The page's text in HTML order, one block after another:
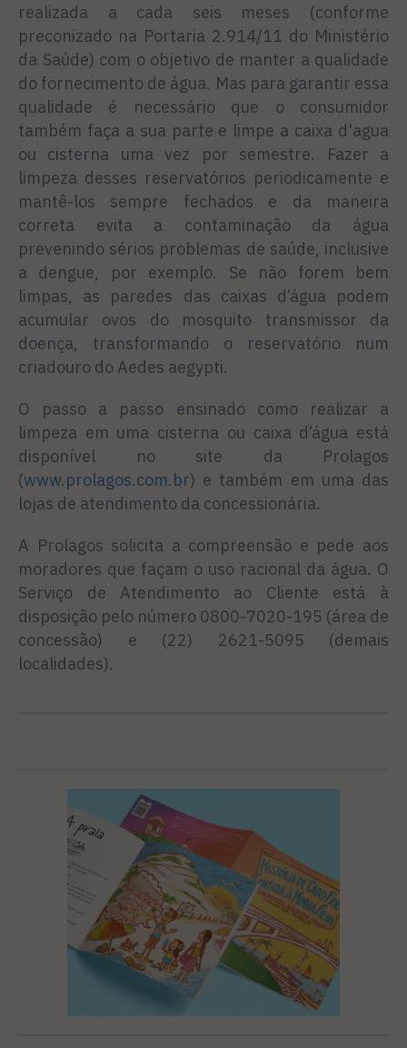
realizada a cada seis meses (conforme
preconizado na Portaria 2.914/11 do Ministério
da Saúde) com o objetivo de manter a qualidade
do fornecimento de água. Mas para garantir essa
qualidade é necessário que o consumidor
também faça a sua parte e limpe a caixa d'agua
ou cisterna uma vez por semestre. Fazer a
limpeza desses reservatórios periodicamente e
mantê-los sempre fechados e da maneira
correta evita a contaminação da água
prevenindo sérios problemas de saúde, inclusive
a dengue, por exemplo. Se não forem bem
limpas, as paredes das caixas d’água podem
acumular ovos do mosquito transmissor da
doença, transformando o reservatório num
criadouro do Aedes aegypti.
O passo a passo ensinado como realizar a
limpeza em uma cisterna ou caixa d’água está
disponível no site da Prolagos
(www.prolagos.com.br) e também em uma das
lojas de atendimento da concessionária.
A Prolagos solicita a compreensão e pede aos
moradores que façam o uso racional da água. O
Serviço de Atendimento ao Cliente está à
disposição pelo número 0800-7020-195 (área de
concessão) e (22) 2621-5095 (demais
localidades).